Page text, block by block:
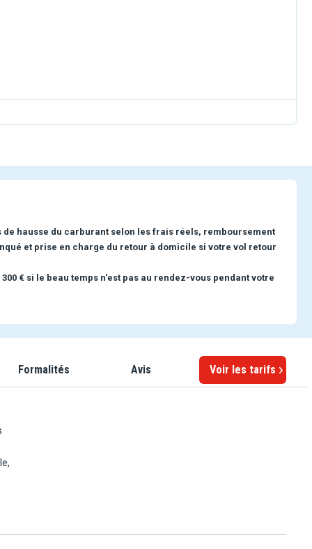
hausse du carburant selon les frais réels, remboursement
et prise en charge du retour à domicile si votre vol retour
€ si le beau temps n'est pas au rendez-vous pendant votre
Formalités Avis Voir les tarifs